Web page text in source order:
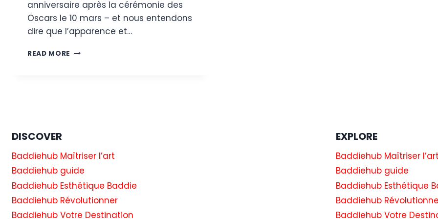
anniversaire après la cérémonie des
Oscars le 10 mars – et nous entendons
dire que l’apparence et…
READ MORE LES
SONT
ALORS
QUE
MAGAZINE
CÉLÈBRE
DISCOVER
Baddiehub Maîtriser l’art
Baddiehub guide
Baddiehub Esthétique Baddie
Baddiehub Révolutionner
Baddiehub Votre Destination
EXPLORE
Baddiehub Maîtriser l’art
Baddiehub guide
Baddiehub Esthétique
Baddiehub
Baddiehub Votre